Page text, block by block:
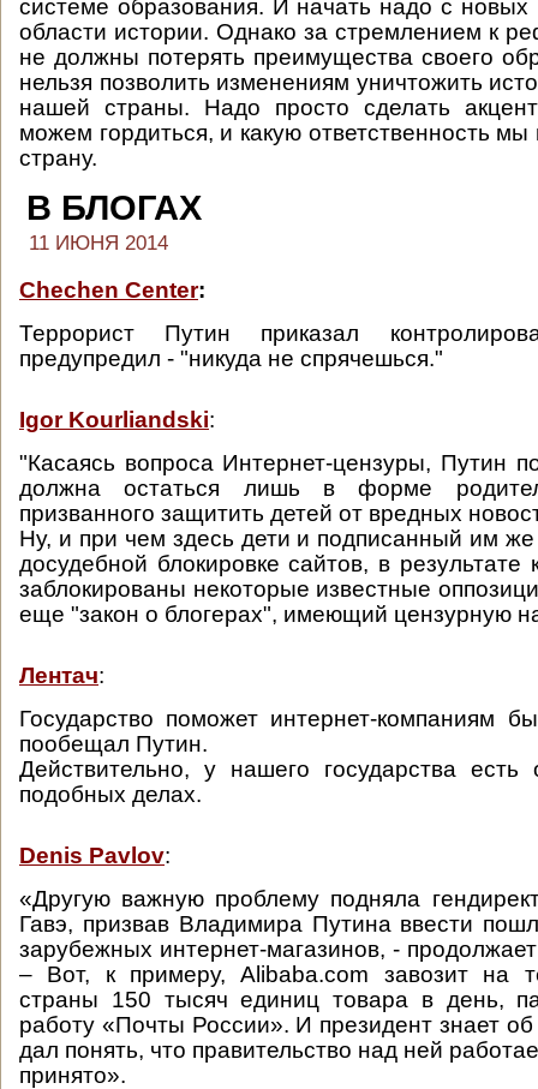
системе образования. И начать надо с
области истории. Однако за стремлением к
не должны потерять преимущества своего
нельзя позволить изменениям уничтожить
нашей страны. Надо просто сделать
можем гордиться, и какую ответственность
страну.
В БЛОГАХ
11 ИЮНЯ 2014
Chechen Center:
Террорист Путин приказал
предупредил - "никуда не спрячешься."
Igor Kourliandski:
"Касаясь вопроса Интернет-цензуры, Путин
должна остаться лишь в форме
призванного защитить детей от вредных
Ну, и при чем здесь дети и подписанный им же
досудебной блокировке сайтов, в результате
заблокированы некоторые известные
еще "закон о блогерах", имеющий цензурную
Лентач:
Государство поможет интернет-компаниям
пообещал Путин.
Действительно, у нашего государства
подобных делах.
Denis Pavlov:
«Другую важную проблему подняла
Гавэ, призвав Владимира Путина ввести
зарубежных интернет-магазинов, -
– Вот, к примеру, Alibaba.com завозит на
страны 150 тысяч единиц товара в день,
работу «Почты России». И президент знает
дал понять, что правительство над ней
принято».